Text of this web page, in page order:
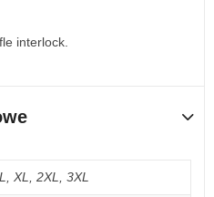
interlock.
XL, 2XL, 3XL